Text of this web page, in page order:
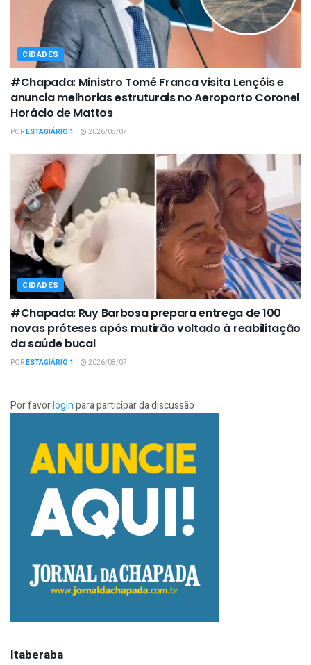
CIDADES
#Chapada: Ministro Tomé Franca visita Lençóis e
anuncia melhorias estruturais no Aeroporto Coronel
Horácio de Mattos
PORESTAGIÁRIO 1 2026/08/07
CIDADES
#Chapada: Ruy Barbosa prepara entrega de 100
novas próteses após mutirão voltado à reabilitação
da saúde bucal
PORESTAGIÁRIO 1 2026/08/07
Por favorloginpara participar da discussão
Itaberaba